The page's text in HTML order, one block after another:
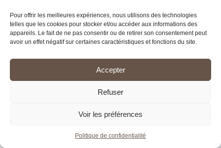
Pour offrir les meilleures expériences, nous utilisons des technologies
telles que les cookies pour stocker et/ou accéder aux informations des
appareils. Le fait de ne pas consentir ou de retirer son consentement peut
avoir un effet négatif sur certaines caractéristiques et fonctions du site.
Accepter
Refuser
Voir les préférences
Politique de confidentialité
Réalisé
Itinérance: Projet de coopération autour de la
Région Sud Provence-Alpes-Côte d'Azur